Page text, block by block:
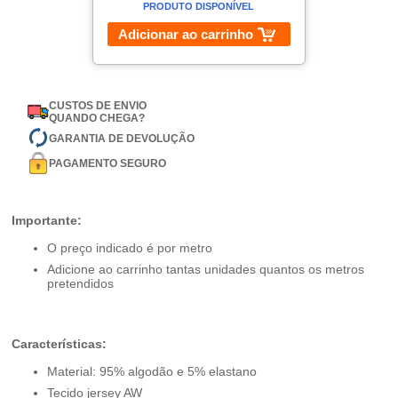
PRODUTO DISPONÍVEL
Adicionar ao carrinho
CUSTOS DE ENVIO
QUANDO CHEGA?
GARANTIA DE DEVOLUÇÃO
PAGAMENTO SEGURO
Importante:
O preço indicado é por metro
Adicione ao carrinho tantas unidades quantos os metros
pretendidos
Características:
Material: 95% algodão e 5% elastano
Tecido jersey AW